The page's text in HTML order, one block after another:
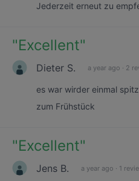
Jederzeit erneut zu
"Excellent"
Dieter S. a year ago · 2
es war wirder einmal
zum Frühstück
"Excellent"
Jens B. a year ago · 1